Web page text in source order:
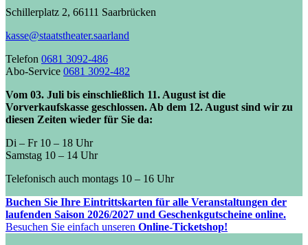
Schillerplatz 2, 66111 Saarbrücken
kasse@staatstheater.saarland
Telefon 0681 3092-486
Abo-Service 0681 3092-482
Vom 03. Juli bis einschließlich 11. August ist die
Vorverkaufskasse geschlossen. Ab dem 12. August sind wir zu
diesen Zeiten wieder für Sie da:
Di – Fr 10 – 18 Uhr
Samstag 10 – 14 Uhr
Telefonisch auch montags 10 – 16 Uhr
Buchen Sie Ihre Eintrittskarten für alle Veranstaltungen der
laufenden Saison 2026/2027 und Geschenkgutscheine online.
Besuchen Sie einfach unseren Online-Ticketshop!